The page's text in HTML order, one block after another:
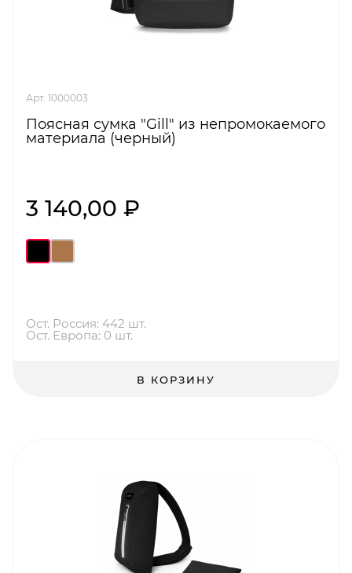
Арт. 1000003
Поясная сумка "Gill" из непромокаемого
материала (черный)
3 140,00 ₽
Ост. Россия: 442 шт.
Ост. Европа: 0 шт.
В КОРЗИНУ